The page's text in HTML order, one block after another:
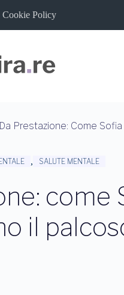
Cookie Policy
, SALUTE MENTALE
come
il